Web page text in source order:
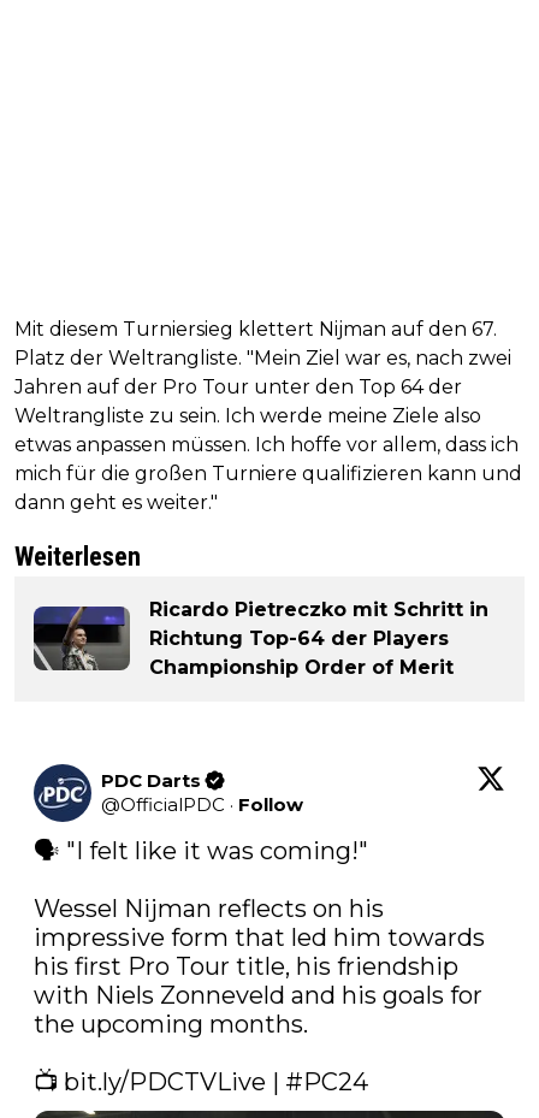
Mit diesem Turniersieg klettert Nijman auf den 67.
Platz der Weltrangliste. "Mein Ziel war es, nach zwei
Jahren auf der Pro Tour unter den Top 64 der
Weltrangliste zu sein. Ich werde meine Ziele also
etwas anpassen müssen. Ich hoffe vor allem, dass ich
mich für die großen Turniere qualifizieren kann und
dann geht es weiter."
Weiterlesen
Ricardo Pietreczko mit Schritt in
Richtung Top-64 der Players
Championship Order of Merit
PDC Darts
@OfficialPDC · Follow
🗣️ "I felt like it was coming!"
Wessel Nijman reflects on his
impressive form that led him towards
his first Pro Tour title, his friendship
with Niels Zonneveld and his goals for
the upcoming months.
📺 bit.ly/PDCTVLive | #PC24